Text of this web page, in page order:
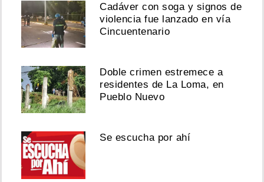
Cadáver con soga y signos de
violencia fue lanzado en vía
Cincuentenario
Doble crimen estremece a
residentes de La Loma, en
Pueblo Nuevo
Se escucha por ahí